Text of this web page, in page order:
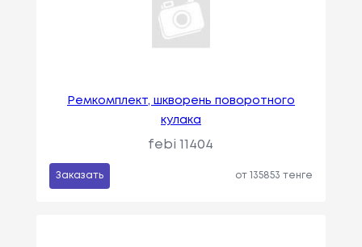
Ремкомплект, шкворень поворотного
кулака
febi 11404
Заказать от 135853 тенге